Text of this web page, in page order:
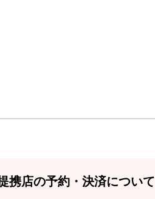
携店の予約・決済について